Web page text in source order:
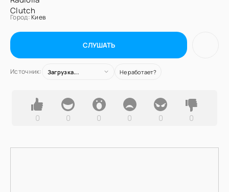
Город:Киев
СЛУШАТЬ
Источник: Загрузка... Не работает?
0 0 0 0 0 0